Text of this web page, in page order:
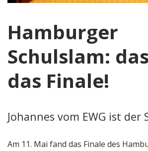
Hamburger
Schulslam:
das Finale!
Johannes vom EWG ist der
Am 11. Mai fand das Finale des